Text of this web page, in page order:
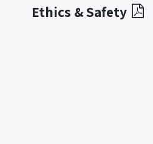
Ethics & Safety